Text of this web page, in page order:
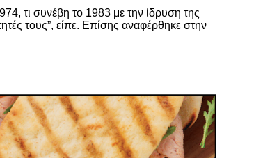
τι συνέβη το 1983 με την ίδρυση της
τους”, είπε. Επίσης αναφέρθηκε στην